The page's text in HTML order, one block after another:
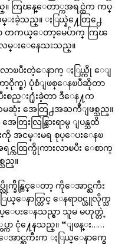
။ ကြၽန္ေတာ္ကအရင္ထဲက ကပ္
းခဲ့သည္။ ႏြယ္နဲ႔ေတြ႕ေ
ာ တကယ္ေတာ့မေပ်ာက္ ကြၽ
လမ္းေနေသးသည္။
ၿပီးတဲ့ေနာက္ ႏြယ္ကို ေျ
ဝိုက္စ္) ပုံစံျဖစ္ေနၿပီဆိုတာ
းစည္း႐ုံးခဲ့တာ ဒီေန႔က
ဆုံး အေတြ႕အႀကဳံျဖစ္သည္။
းလြန္သြားရာမွ ျပန္သထိ
းကို အငမ္းမရ စုပ္ေပးေနၿ
ကထြက္ပိုကားလာၿပီး ေစာက္
သည္။
က္ခ်ိန္တြင္ေတာ့ ကိုေအာင္ႀကီး
နာက္တြင္ ေနရာဝင္ယူလိုက္သ
ေပးေနသည္မွာ သူမ မဟုတ္တဲ့
ာ ငုံ႔ေနသည္။ “ျဖန္း……
အာင္ႀကီးက ႏြယ္ေနာက္မွေ